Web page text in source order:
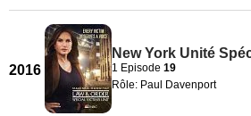
2016
New York Unité
1 Episode 19
Rôle: Paul Davenport